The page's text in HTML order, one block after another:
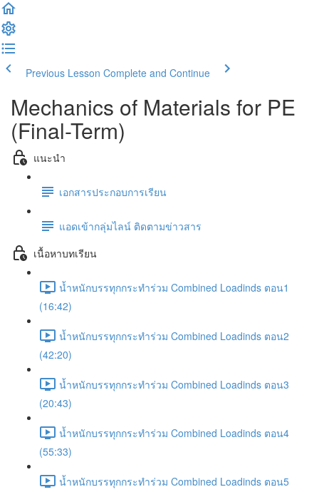
Previous Lesson Complete and Continue
Mechanics of Materials for PE
(Final-Term)
แนะนำ
เอกสารประกอบการเรียน
แอดเข้ากลุ่มไลน์ ติดตามข่าวสาร
เนื้อหาบทเรียน
น้ำหนักบรรทุกกระทำร่วม Combined Loadinds ตอน1
(16:42)
น้ำหนักบรรทุกกระทำร่วม Combined Loadinds ตอน2
(42:20)
น้ำหนักบรรทุกกระทำร่วม Combined Loadinds ตอน3
(20:43)
น้ำหนักบรรทุกกระทำร่วม Combined Loadinds ตอน4
(55:33)
น้ำหนักบรรทุกกระทำร่วม Combined Loadinds ตอน5